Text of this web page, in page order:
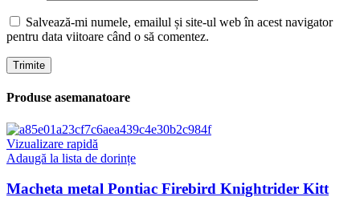
Salvează-mi numele, emailul și site-ul web în acest navigator
pentru data viitoare când o să comentez.
Produse asemanatoare
Vizualizare rapidă
Adaugă la lista de dorințe
Macheta metal Pontiac Firebird Knightrider Kitt